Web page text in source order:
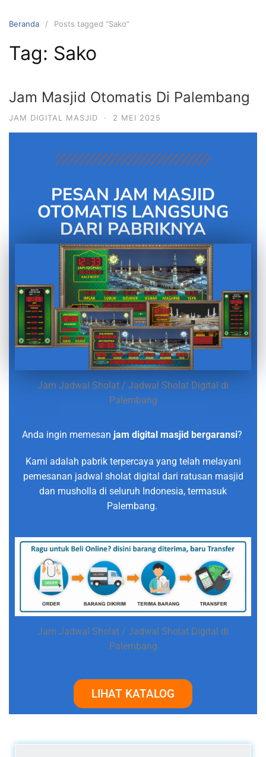
Beranda Posts tagged “Sako”
Tag: Sako
Jam Masjid Otomatis Di Palembang
JAM DIGITAL MASJID · 2 MEI 2025
PESAN JAM MASJID
OTOMATIS LANGSUNG
DARI PABRIKNYA
Jam Jadwal Sholat / Jadwal Sholat Digital di
Palembang
Anda ingin memesan jam digital masjid bergaransi?
Kami adalah pabrik terpercaya yang telah melayani
pemesanan jadwal sholat digital dari ratusan masjid
dan musholla di seluruh Indonesia, termasuk
Palembang.
Jam Jadwal Sholat / Jadwal Sholat Digital di
Palembang
LIHAT KATALOG